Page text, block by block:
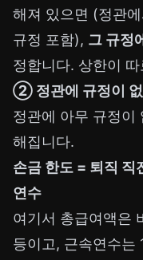
해져 있으면 (정관
규정 포함), 그 규정
정합니다. 상한이
② 정관에 규정이
정관에 아무 규정이
해집니다.
손금 한도 = 퇴직 직
연수
여기서 총급여액은
등이고, 근속연수는